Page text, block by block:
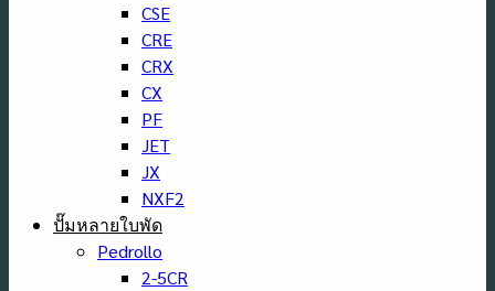
CSE
CRE
CRX
CX
PF
JET
JX
NXF2
ปั๊มหลายใบพัด
Pedrollo
2-5CR